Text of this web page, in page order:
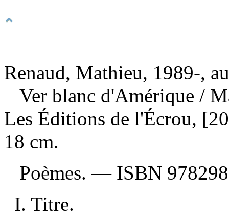
Renaud, Mathieu, 1989-,
Ver blanc d'Amérique /
Les Éditions de l'Écrou,
18 cm.
Poèmes. — ISBN
I. Titre.